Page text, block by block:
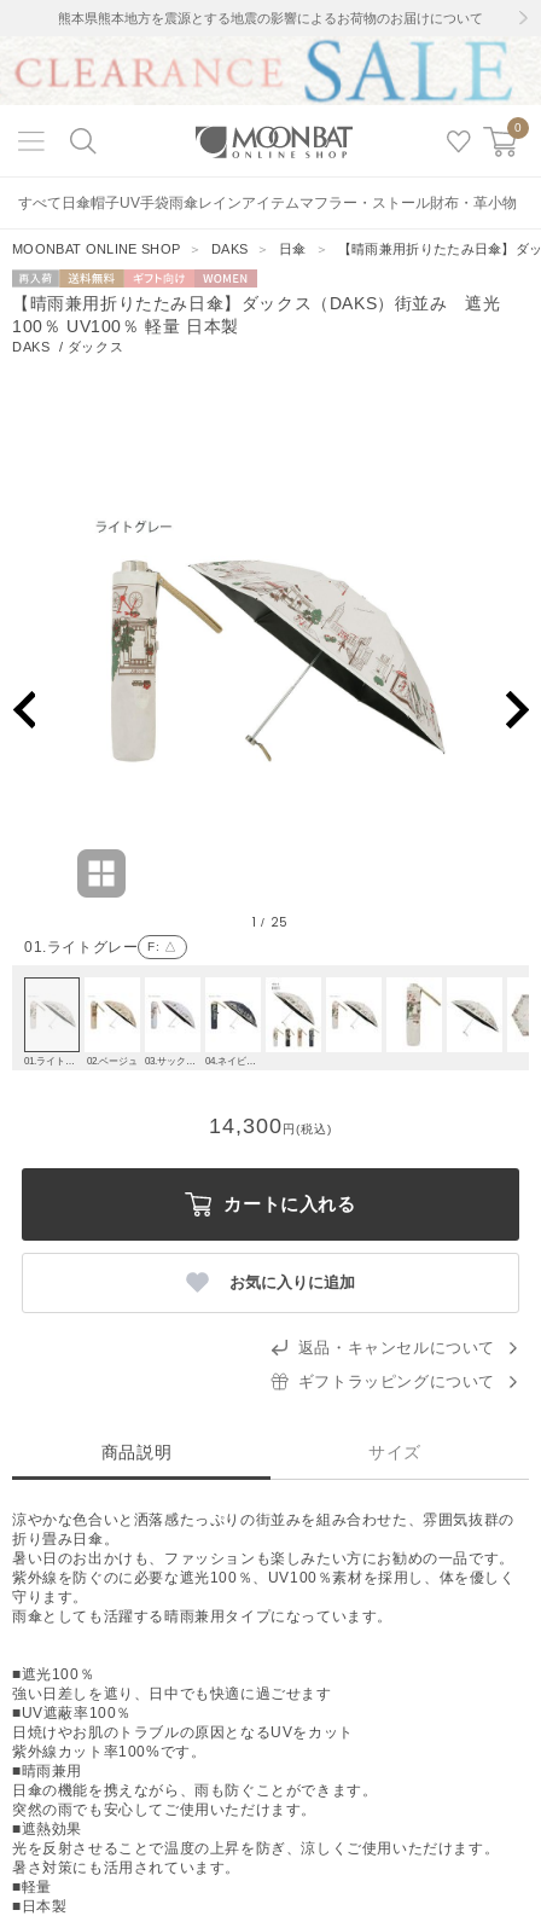
熊本県熊本地方を震源とする地震の影響によるお荷物のお届けについて
0
すべて 日傘帽子UV手袋雨傘レインアイテムマフラー・ストール財布・革小物
MOONBAT ONLINE SHOP ＞ DAKS ＞ 日傘 ＞ 【晴雨兼用折りたたみ日傘】
再入荷送料無料
ギフト向
け
WOMEN
【晴雨兼用折りたたみ日傘】ダックス（DAKS）街並み 遮光
100％ UV100％ 軽量 日本製
DAKS / ダックス
01.ライトグレー F: △
1 / 25
02.ベージュ
14,300円(税込)
カートに入れる
お気に入りに追加
返品・キャンセルについて
ギフトラッピングについて
商品説明 サイズ
涼やかな色合いと洒落感たっぷりの街並みを組み合わせた、雰囲気抜群の
折り畳み日傘。
暑い日のお出かけも、ファッションも楽しみたい方にお勧めの一品です。
紫外線を防ぐのに必要な遮光100％、UV100％素材を採用し、体を優しく
守ります。
雨傘としても活躍する晴雨兼用タイプになっています。
■遮光100％
強い日差しを遮り、日中でも快適に過ごせます
■UV遮蔽率100％
日焼けやお肌のトラブルの原因となるUVをカット
紫外線カット率100%です。
■晴雨兼用
日傘の機能を携えながら、雨も防ぐことができます。
突然の雨でも安心してご使用いただけます。
■遮熱効果
光を反射させることで温度の上昇を防ぎ、涼しくご使用いただけます。
暑さ対策にも活用されています。
■軽量
■日本製